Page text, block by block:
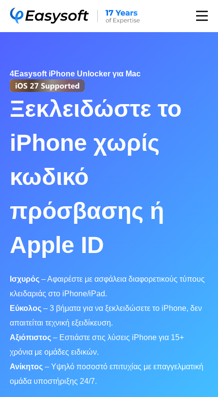
4Easysoft iPhone Unlocker για Mac
Ξεκλειδώστε το
iPhone χωρίς
κωδικό
πρόσβασης ή
Apple ID
Ισχυρός – Αφαιρέστε με ασφάλεια διαφορετικούς τύπους
κλειδαριάς στο iPhone/iPad.
Εύκολος – 3 βήματα για να ξεκλειδώσετε το iPhone, δεν
απαιτείται τεχνική εξειδίκευση.
Αξιόπιστος – Εστιάστε στις λύσεις iPhone για 15+
χρόνια με ομάδες ειδικών.
Ανίκητος – Υψηλό ποσοστό επιτυχίας με επαγγελματική
ομάδα υποστήριξης 24/7.